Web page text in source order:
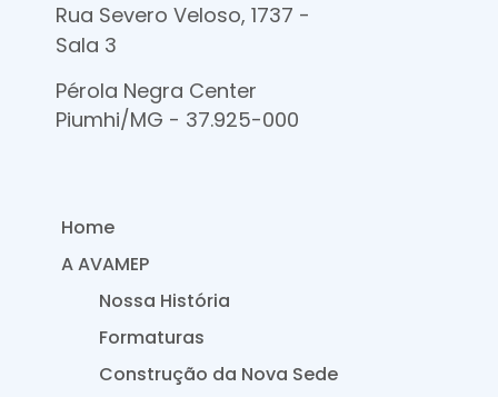
Rua Severo Veloso, 1737 -
Sala 3
Pérola Negra Center
Piumhi/MG - 37.925-000
Home
A AVAMEP
Nossa História
Formaturas
Construção da Nova Sede